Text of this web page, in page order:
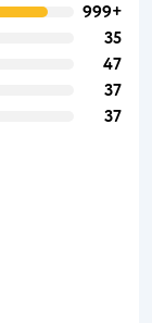
999+
35
47
37
37